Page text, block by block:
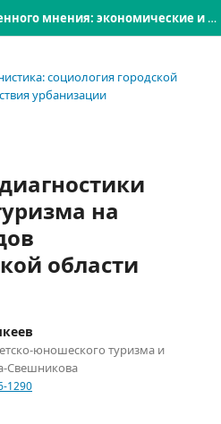
Мониторинг общественного мнения: экономические и социальные перемены
социология городской
урбанизации
на
области
юношеского туризма и
Свешникова
1290